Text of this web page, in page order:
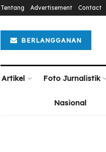
Tentang Advertisement Contact
BERLANGGANAN
Artikel Foto Jurnalistik
Nasional